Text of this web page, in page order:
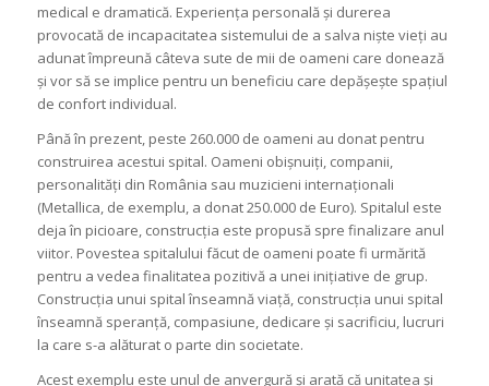
medical e dramatică. Experiența personală și durerea
provocată de incapacitatea sistemului de a salva niște vieți au
adunat împreună câteva sute de mii de oameni care donează
și vor să se implice pentru un beneficiu care depășește spațiul
de confort individual.
Până în prezent, peste 260.000 de oameni au donat pentru
construirea acestui spital. Oameni obișnuiți, companii,
personalități din România sau muzicieni internaționali
(Metallica, de exemplu, a donat 250.000 de Euro). Spitalul este
deja în picioare, construcția este propusă spre finalizare anul
viitor. Povestea spitalului făcut de oameni poate fi urmărită
pentru a vedea finalitatea pozitivă a unei inițiative de grup.
Construcția unui spital înseamnă viață, construcția unui spital
înseamnă speranță, compasiune, dedicare și sacrificiu, lucruri
la care s-a alăturat o parte din societate.
Acest exemplu este unul de anvergură și arată că unitatea și